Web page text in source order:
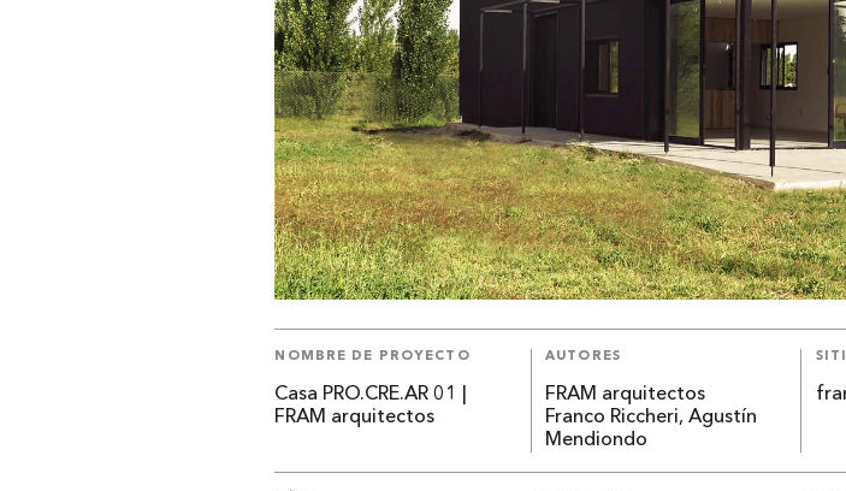
NOMBRE DE PROYECTO
Casa PRO.CRE.AR 01 |
FRAM arquitectos
AUTORES
FRAM arquitectos
Franco Riccheri, Agustín
Mendiondo